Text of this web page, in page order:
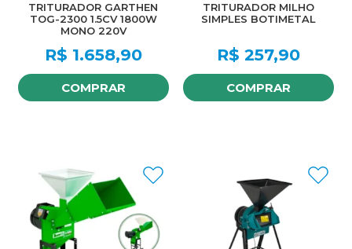
TRITURADOR GARTHEN
TOG-2300 1.5CV 1800W
MONO 220V
R$ 1.658,90
COMPRAR
TRITURADOR MILHO
SIMPLES BOTIMETAL
R$ 257,90
COMPRAR